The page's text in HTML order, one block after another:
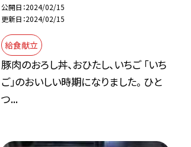
公開日 2024/02/15
更新日 2024/02/15
給食献立
豚肉のおろし丼、おひたし、いちご 「いち
ご」のおいしい時期になりました。 ひと
つ...